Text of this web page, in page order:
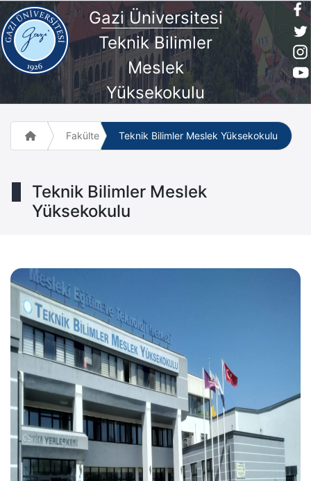
Gazi Üniversitesi
Teknik Bilimler
Meslek
Yüksekokulu
Fakülte ve Meslek Yüksek Okulları
Teknik Bilimler Meslek Yüksekokulu
Teknik Bilimler Meslek
Yüksekokulu